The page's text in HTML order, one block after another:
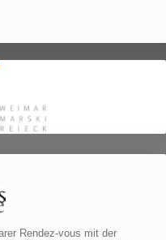
Rendez-vous mit der